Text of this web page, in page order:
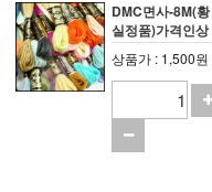
DMC면사-8M(황
실정품)가격인상
상품가 : 1,500원